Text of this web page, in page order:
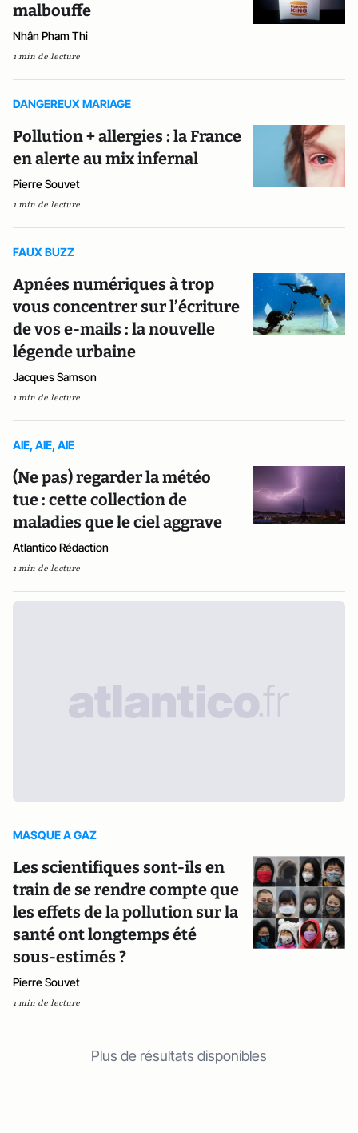
malbouffe
Nhân Pham Thi
1 min de lecture
DANGEREUX MARIAGE
Pollution + allergies : la France
en alerte au mix infernal
Pierre Souvet
1 min de lecture
FAUX BUZZ
Apnées numériques à trop
vous concentrer sur l’écriture
de vos e-mails : la nouvelle
légende urbaine
Jacques Samson
1 min de lecture
AIE, AIE, AIE
(Ne pas) regarder la météo
tue : cette collection de
maladies que le ciel aggrave
Atlantico Rédaction
1 min de lecture
MASQUE A GAZ
Les scientifiques sont-ils en
train de se rendre compte que
les effets de la pollution sur la
santé ont longtemps été
sous-estimés ?
Pierre Souvet
1 min de lecture
Plus de résultats disponibles